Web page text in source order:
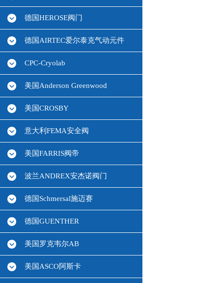
德国HEROSE阀门
德国AIRTEC爱尔泰克气动元件
CPC-Cryolab
美国Anderson Greenwood
美国CROSBY
意大利FEMA安全阀
美国FARRIS阀帝
波兰ANDREX安杰诺阀门
德国Schmersal施迈赛
德国GUENTHER
美国罗克韦尔AB
美国ASCO阿斯卡